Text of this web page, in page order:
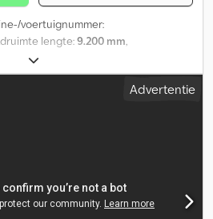
voertuignummer:
lengte:9.200 mm,
, laadruimtehoogte:
opties en accessoires = - Luchtvering
Akszp Utuoher = Overige
Neem contact op met Lastas
Advertentie